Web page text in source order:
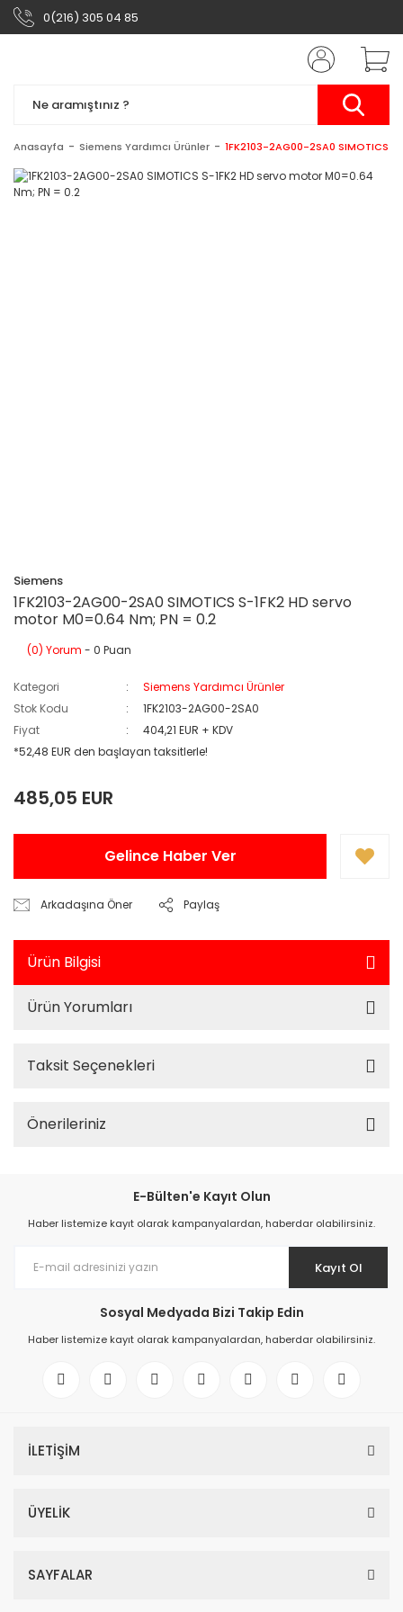
0(216) 305 04 85
Anasayfa Siemens Yardımcı Ürünler 1FK2103-2AG00-2SA0 SIMOTICS
Siemens
1FK2103-2AG00-2SA0 SIMOTICS S-1FK2 HD servo
motor M0=0.64 Nm; PN = 0.2
(0) Yorum - 0 Puan
Kategori
Siemens Yardımcı Ürünler
Stok Kodu
1FK2103-2AG00-2SA0
Fiyat
404,21 EUR + KDV
*52,48 EUR den başlayan taksitlerle!
485,05 EUR
Gelince Haber Ver
Arkadaşına Öner Paylaş
Ürün Bilgisi
Ürün Yorumları
Taksit Seçenekleri
Önerileriniz
E-Bülten'e Kayıt Olun
Haber listemize kayıt olarak kampanyalardan, haberdar olabilirsiniz.
Kayıt Ol
Sosyal Medyada Bizi Takip Edin
Haber listemize kayıt olarak kampanyalardan, haberdar olabilirsiniz.
İLETİŞİM
ÜYELİK
SAYFALAR